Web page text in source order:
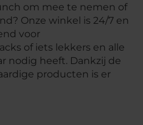
om mee te nemen of
Onze winkel is 24/7 en
voor
of iets lekkers en alle
nodig heeft. Dankzij de
producten is er